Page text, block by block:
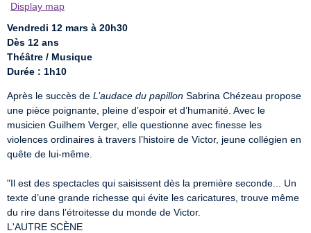
Display map
Vendredi 12 mars à 20h30
Dès 12 ans
Théâtre / Musique
Durée : 1h10
Après le succès de L’audace du papillon Sabrina Chézeau propose
une pièce poignante, pleine d’espoir et d’humanité. Avec le
musicien Guilhem Verger, elle questionne avec finesse les
violences ordinaires à travers l’histoire de Victor, jeune collégien en
quête de lui-même.
"Il est des spectacles qui saisissent dès la première seconde... Un
texte d’une grande richesse qui évite les caricatures, trouve même
du rire dans l’étroitesse du monde de Victor.
L'AUTRE SCÈNE